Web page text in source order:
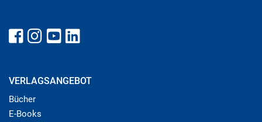
VERLAGSANGEBOT
Bücher
E-Books